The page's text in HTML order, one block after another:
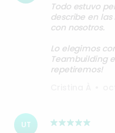
Todo estuvo
describe en
con nosotros.
Lo elegimos
Teambuilding
repetiremos!
UT